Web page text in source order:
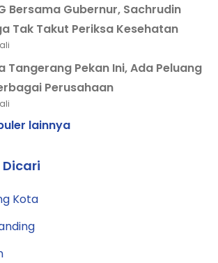
Bersama Gubernur, Sachrudin
Tak Takut Periksa Kesehatan
Tangerang Pekan Ini, Ada Peluang
Perusahaan
lainnya
Kota